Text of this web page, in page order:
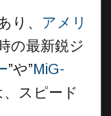
り、 アメリ
の最新鋭ジ
”や”MiG-
スピード